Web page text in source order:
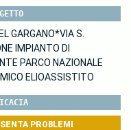
GARGANO*VIA S.
IMPIANTO DI
PARCO NAZIONALE
ELIOASSISTITO
PROBLEMI